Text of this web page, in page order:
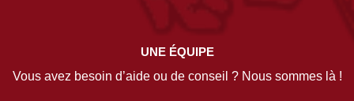
UNE ÉQUIPE
Vous avez besoin d’aide ou de conseil ? Nous sommes là !